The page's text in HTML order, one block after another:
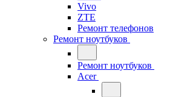
Vivo
ZTE
Ремонт телефонов
Ремонт ноутбуков
Ремонт ноутбуков
Acer